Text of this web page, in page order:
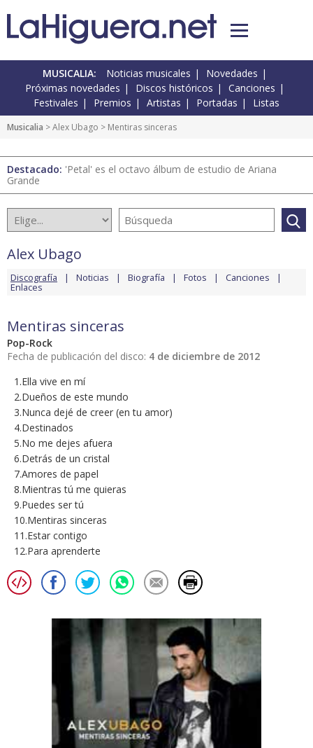
MUSICALIA: Noticias musicales
Novedades
Próximas novedades
Discos históricos
Canciones
Festivales
Premios Artistas Portadas Listas
Musicalia >Alex Ubago > Mentiras sinceras
Destacado: 'Petal' es el octavo álbum de estudio de Ariana
Grande
Alex Ubago
Discografía Noticias Biografía Fotos Canciones
Enlaces
Mentiras sinceras
Pop-Rock
Fecha de publicación del disco: 4 de diciembre de 2012
1.Ella vive en mí
2.Dueños de este mundo
3.Nunca dejé de creer (en tu amor)
4.Destinados
5.No me dejes afuera
6.Detrás de un cristal
7.Amores de papel
8.Mientras tú me quieras
9.Puedes ser tú
10.Mentiras sinceras
11.Estar contigo
12.Para aprenderte